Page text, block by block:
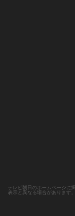
テレビ朝日のホームページに
表示と異なる場合があります。